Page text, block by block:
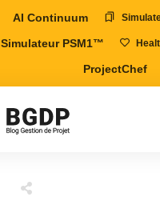
AI Continuum
Simulateur PSM1™
ProjectChef